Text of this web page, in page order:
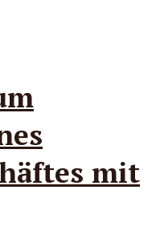
mit